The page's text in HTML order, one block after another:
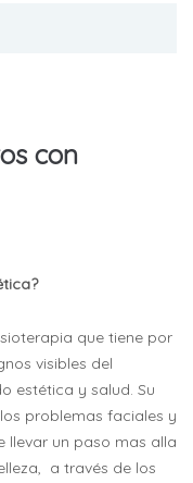
con
que tiene por
visibles del
estética y salud. Su
problemas faciales y
llevar un paso mas alla
a través de los